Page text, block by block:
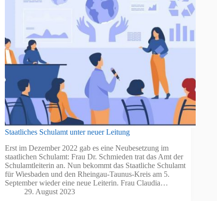
Staatliches Schulamt unter neuer Leitung
Erst im Dezember 2022 gab es eine Neubesetzung im
staatlichen Schulamt: Frau Dr. Schmieden trat das Amt der
Schulamtleiterin an. Nun bekommt das Staatliche Schulamt
für Wiesbaden und den Rheingau-Taunus-Kreis am 5.
September wieder eine neue Leiterin. Frau Claudia…
29. August 2023